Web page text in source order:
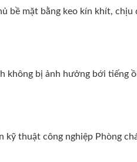
bề mặt bằng keo kín khít,
không bị ảnh hưởng bới tiếng
thuật công nghiệp Phòng